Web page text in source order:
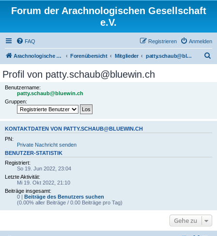
Forum der Arachnologischen Gesellschaft
e.V.
FAQ Anmelden
Registrieren
Arachnologische Gesellschaft e. V. Forenübersicht Mitglieder patty.schaub@bluewin.ch
Profil von patty.schaub@bluewin.ch
Benutzername:
patty.schaub@bluewin.ch
Gruppen:
KONTAKTDATEN VON PATTY.SCHAUB@BLUEWIN.CH
PN:
Private Nachricht senden
BENUTZER-STATISTIK
Registriert:
So 19. Jun 2022, 23:04
Letzte Aktivität:
Mi 19. Okt 2022, 21:10
Beiträge insgesamt:
0 | Beiträge des Benutzers suchen
(0.00% aller Beiträge / 0.00 Beiträge pro Tag)
Gehe zu